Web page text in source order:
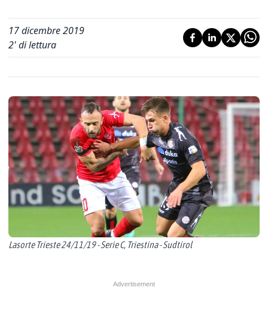
17 dicembre 2019
2' di lettura
Lasorte Trieste 24/11/19 - Serie C, Triestina - Sudtirol